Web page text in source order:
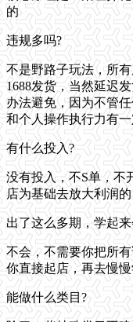
的
违规多吗?
不是野路子玩法，所
1688发货，当然延迟
办法避免，因为不管
和个人操作执行力有一
有什么投入?
没有投入，不S单，不
店为基础去放大利润的
出了这么多期，学起
不会，不需要你把所
你直接起店，再去慢
能做什么类目?